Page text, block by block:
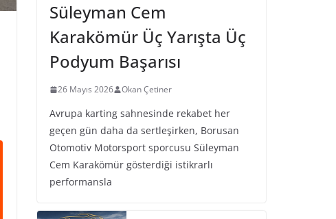
Süleyman Cem
Karakömür Üç Yarışta Üç
Podyum Başarısı
26 Mayıs 2026 Okan Çetiner
Avrupa karting sahnesinde rekabet her
geçen gün daha da sertleşirken, Borusan
Otomotiv Motorsport sporcusu Süleyman
Cem Karakömür gösterdiği istikrarlı
performansla